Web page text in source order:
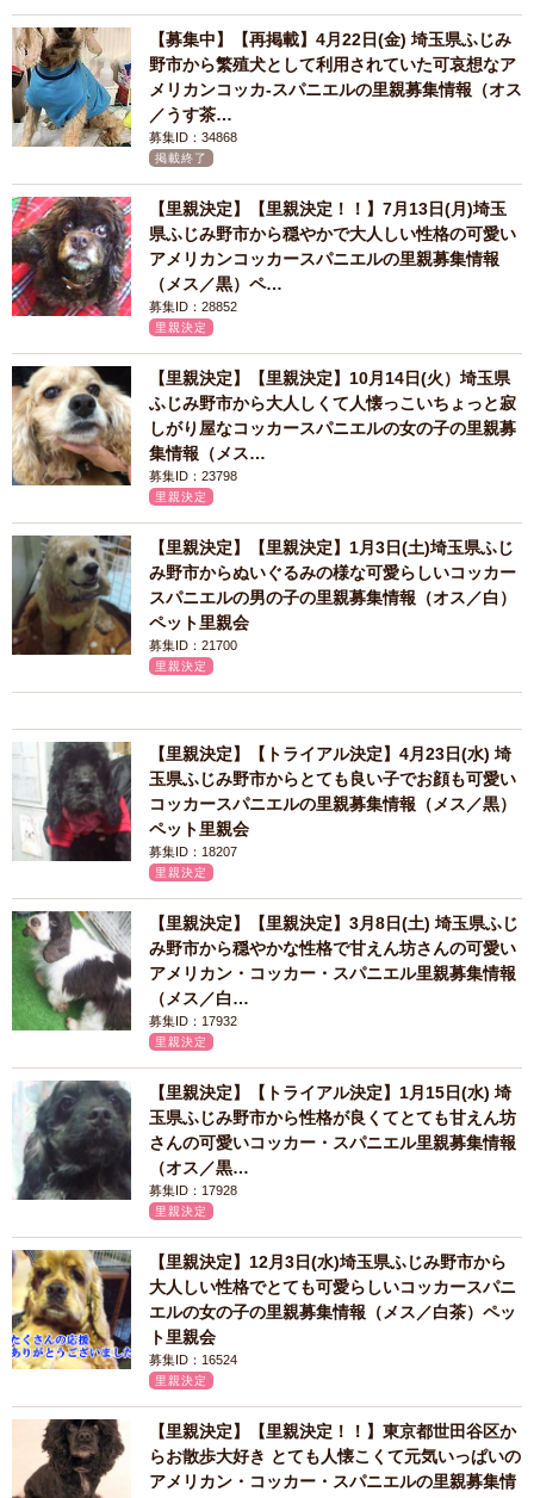
【募集中】【再掲載】4月22日(金) 埼玉県ふじみ
野市から繁殖犬として利用されていた可哀想なア
メリカンコッカ-スパニエルの里親募集情報（オス
／うす茶…
募集ID：34868
掲載終了
【里親決定】【里親決定！！】7月13日(月)埼玉
県ふじみ野市から穏やかで大人しい性格の可愛い
アメリカンコッカースパニエルの里親募集情報
（メス／黒）ペ…
募集ID：28852
里親決定
【里親決定】【里親決定】10月14日(火）埼玉県
ふじみ野市から大人しくて人懐っこいちょっと寂
しがり屋なコッカースパニエルの女の子の里親募
集情報（メス…
募集ID：23798
里親決定
【里親決定】【里親決定】1月3日(土)埼玉県ふじ
み野市からぬいぐるみの様な可愛らしいコッカー
スパニエルの男の子の里親募集情報（オス／白）
ペット里親会
募集ID：21700
里親決定
【里親決定】【トライアル決定】4月23日(水) 埼
玉県ふじみ野市からとても良い子でお顔も可愛い
コッカースパニエルの里親募集情報（メス／黒）
ペット里親会
募集ID：18207
里親決定
【里親決定】【里親決定】3月8日(土) 埼玉県ふじ
み野市から穏やかな性格で甘えん坊さんの可愛い
アメリカン・コッカー・スパニエル里親募集情報
（メス／白…
募集ID：17932
里親決定
【里親決定】【トライアル決定】1月15日(水) 埼
玉県ふじみ野市から性格が良くてとても甘えん坊
さんの可愛いコッカー・スパニエル里親募集情報
（オス／黒…
募集ID：17928
里親決定
【里親決定】12月3日(水)埼玉県ふじみ野市から
大人しい性格でとても可愛らしいコッカースパニ
エルの女の子の里親募集情報（メス／白茶）ペッ
ト里親会
募集ID：16524
里親決定
【里親決定】【里親決定！！】東京都世田谷区か
らお散歩大好き とても人懐こくて元気いっぱいの
アメリカン・コッカー・スパニエルの里親募集情